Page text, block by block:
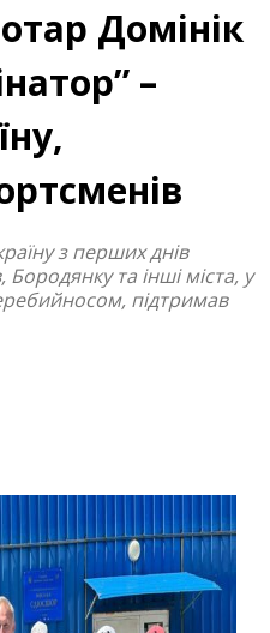
Домінік
–
з перших днів
Бородянку та інші міста, у
підтримав